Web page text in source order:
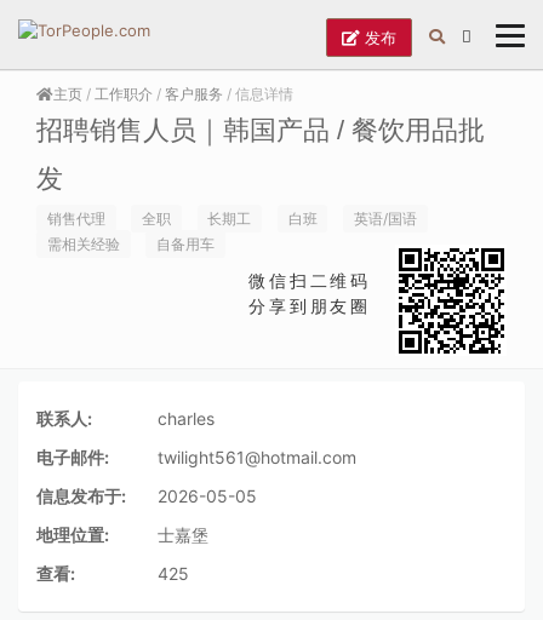
发布
主页 / 工作职介 / 客户服务 / 信息详情
招聘销售人员｜韩国产品 / 餐饮用品批
发
销售代理 全职 长期工 白班
英语/国语
需相关经验
自备用车
微信扫二维码
分享到朋友圈
联系人:
charles
电子邮件:
twilight561@hotmail.com
信息发布于:
2026-05-05
地理位置:
士嘉堡
查看:
425